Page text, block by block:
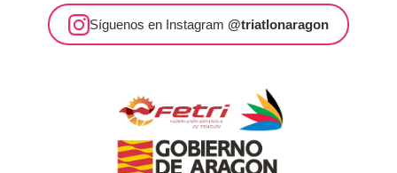
Síguenos en Instagram @triatlonaragon